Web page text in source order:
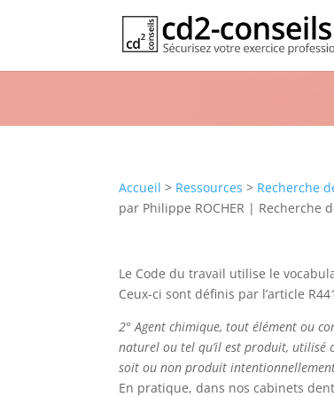
Risques chimiques,
Accueil > Ressources > Recherche
par Philippe ROCHER | Recherche
Le Code du travail utilise le
Ceux-ci sont définis par l’article
2° Agent chimique, tout élément ou
naturel ou tel qu’il est produit, utilisé
soit ou non produit
En pratique, dans nos cabinets